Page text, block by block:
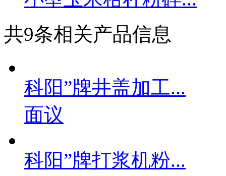
共9条相关产品信息
科阳”牌井盖加工...
面议
科阳”牌打浆机粉...